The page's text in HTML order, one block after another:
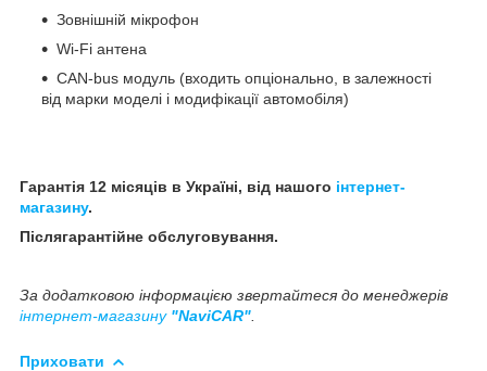
Зовнішній мікрофон
Wi-Fi антена
CAN-bus модуль (входить опціонально, в залежності
від марки моделі і модифікації автомобіля)
Гарантія 12 місяців в Україні, від нашого інтернет-
магазину.
Післягарантійне обслуговування.
За додатковою інформацією звертайтеся до менеджерів
інтернет-магазину "NaviCAR"
Приховати